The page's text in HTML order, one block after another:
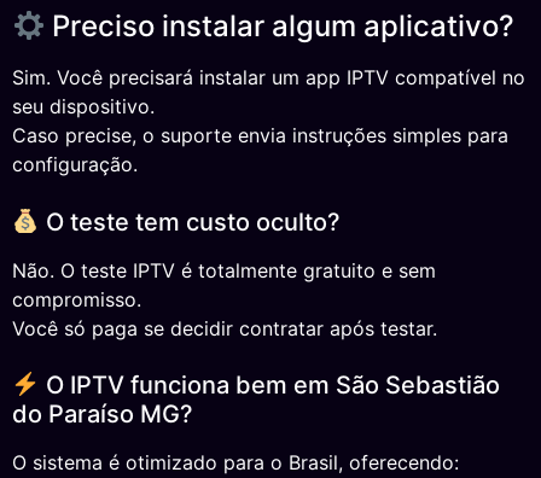
Preciso instalar algum aplicativo?
Sim. Você precisará instalar um app IPTV compatível no
seu dispositivo.
Caso precise, o suporte envia instruções simples para
configuração.
O teste tem custo oculto?
Não. O teste IPTV é totalmente gratuito e sem
compromisso.
Você só paga se decidir contratar após testar.
O IPTV funciona bem em São Sebastião
do Paraíso MG?
O sistema é otimizado para o Brasil, oferecendo: